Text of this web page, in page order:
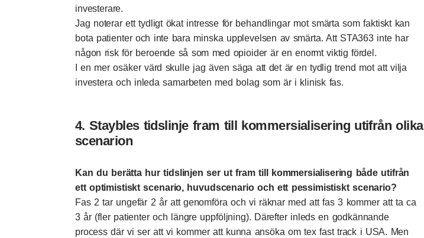
investerare.
Jag noterar ett tydligt ökat intresse för behandlingar mot smärta som faktiskt kan
bota patienter och inte bara minska upplevelsen av smärta. Att STA363 inte har
någon risk för beroende så som med opioider är en enormt viktig fördel.
I en mer osäker värd skulle jag även säga att det är en tydlig trend mot att vilja
investera och inleda samarbeten med bolag som är i klinisk fas.
4. Staybles tidslinje fram till kommersialisering utifrån olika
scenarion
Kan du berätta hur tidslinjen ser ut fram till kommersialisering både utifrån
ett optimistiskt scenario, huvudscenario och ett pessimistiskt scenario?
Fas 2 tar ungefär 2 år att genomföra och vi räknar med att fas 3 kommer att ta ca
3 år (fler patienter och längre uppföljning). Därefter inleds en godkännande
process där vi ser att vi kommer att kunna ansöka om tex fast track i USA. Men